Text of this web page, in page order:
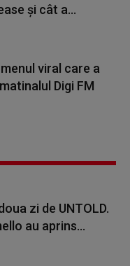
și cât a...
viral care a
Digi FM
zi de UNTOLD.
au aprins...